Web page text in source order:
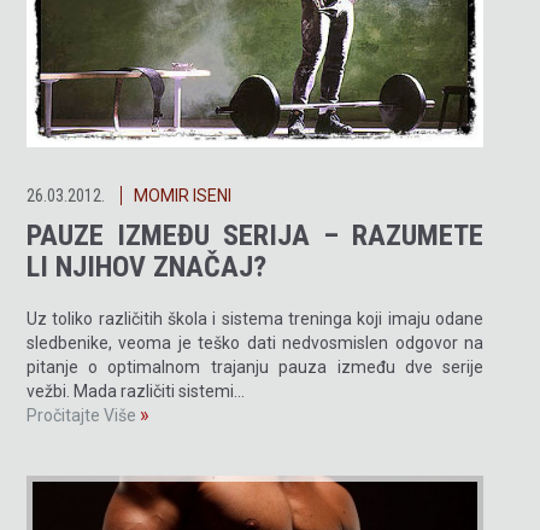
26.03.2012. MOMIR ISENI
PAUZE IZMEĐU SERIJA – RAZUMETE
LI NJIHOV ZNAČAJ?
Uz toliko različitih škola i sistema treninga koji imaju odane
sledbenike, veoma je teško dati nedvosmislen odgovor na
pitanje o optimalnom trajanju pauza između dve serije
vežbi. Mada različiti sistemi…
Pročitajte Više »